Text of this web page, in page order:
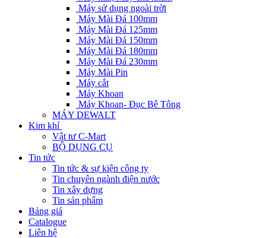
Máy sử dụng ngoài trời
Máy Mài Đá 100mm
Máy Mài Đá 125mm
Máy Mài Đá 150mm
Máy Mài Đá 180mm
Máy Mài Đá 230mm
Máy Mài Pin
Máy cắt
Máy Khoan
Máy Khoan- Đục Bê Tông
MÁY DEWALT
Kim khí
Vật tư C-Mart
BỘ DỤNG CỤ
Tin tức
Tin tức & sự kiện công ty
Tin chuyên ngành điện nước
Tin xây dựng
Tin sản phẩm
Bảng giá
Catalogue
Liên hệ